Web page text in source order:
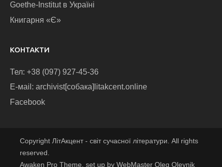
Goethe-Institut в Україні
Книгарня «Є»
КОНТАКТИ
Тел: +38 (097) 927-45-36
E-маіl: archivist[собака]litakcent.online
Facebook
Copyright ЛітАкцент - світ сучасної літератури. All rights
reserved.
Awaken Pro Theme, set up by WebMaster Oleg Oleynik